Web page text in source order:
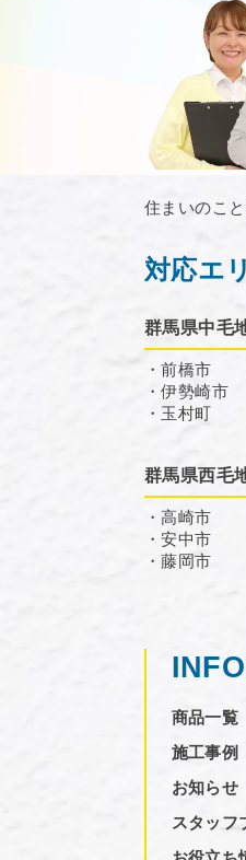
住まいのこ
対応エ
群馬県中毛
・前橋市
・伊勢崎市
・玉村町
群馬県西毛
・高崎市
・安中市
・藤岡市
商品一覧
施工事例
お知らせ
スタッフ